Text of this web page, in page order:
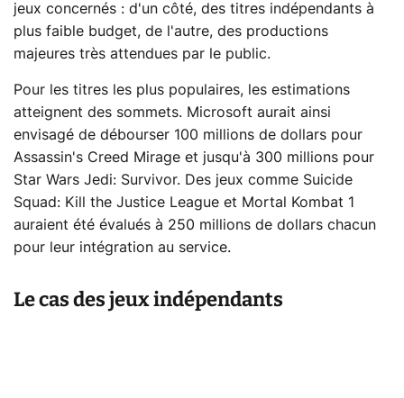
jeux concernés : d'un côté, des titres indépendants à
plus faible budget, de l'autre, des productions
majeures très attendues par le public.
Pour les titres les plus populaires, les estimations
atteignent des sommets. Microsoft aurait ainsi
envisagé de débourser 100 millions de dollars pour
Assassin's Creed Mirage et jusqu'à 300 millions pour
Star Wars Jedi: Survivor. Des jeux comme Suicide
Squad: Kill the Justice League et Mortal Kombat 1
auraient été évalués à 250 millions de dollars chacun
pour leur intégration au service.
Le cas des jeux indépendants